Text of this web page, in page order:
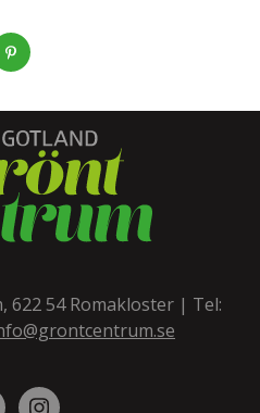
622 54 Romakloster | Tel: